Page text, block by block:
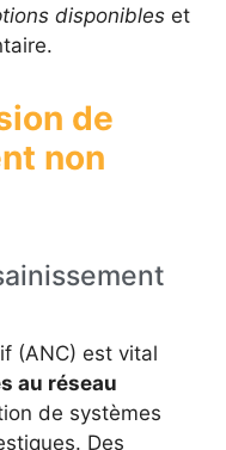
disponibles et
de
non
(ANC) est vital
au réseau
de systèmes
Des